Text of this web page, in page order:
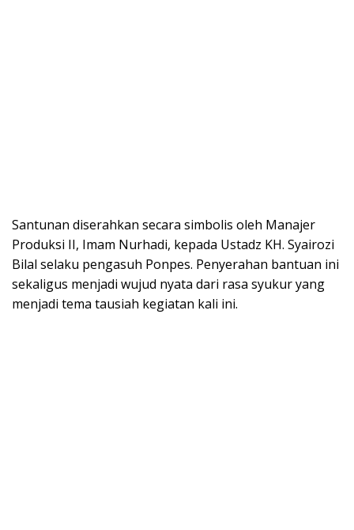
Santunan diserahkan secara simbolis oleh Manajer
Produksi II, Imam Nurhadi, kepada Ustadz KH. Syairozi
Bilal selaku pengasuh Ponpes. Penyerahan bantuan ini
sekaligus menjadi wujud nyata dari rasa syukur yang
menjadi tema tausiah kegiatan kali ini.